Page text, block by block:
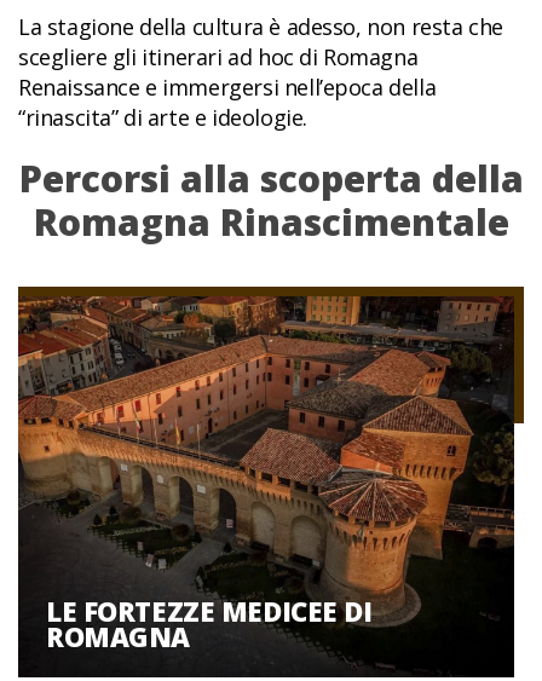
La stagione della cultura è adesso, non resta che
scegliere gli itinerari ad hoc di Romagna
Renaissance e immergersi nell’epoca della
“rinascita” di arte e ideologie.
Percorsi alla scoperta della
Romagna Rinascimentale
LE FORTEZZE MEDICEE DI
ROMAGNA